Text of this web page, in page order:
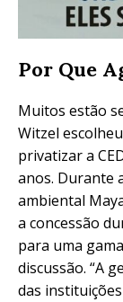
Por Que
Muitos estão
Witzel
privatizar a
anos. Durante
ambiental
a concessão
para uma
discussão. “A
das